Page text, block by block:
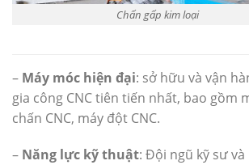
Chấn gấp kim loại
– Máy móc hiện đại: sở hữu và vận
gia công CNC tiên tiến nhất, bao gồm
chấn CNC, máy đột CNC.
– Năng lực kỹ thuật: Đội ngũ kỹ sư